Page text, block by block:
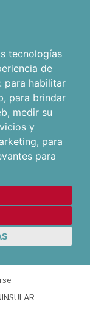
tecnologías
de
para habilitar
, para brindar
, medir su
y
, para
para